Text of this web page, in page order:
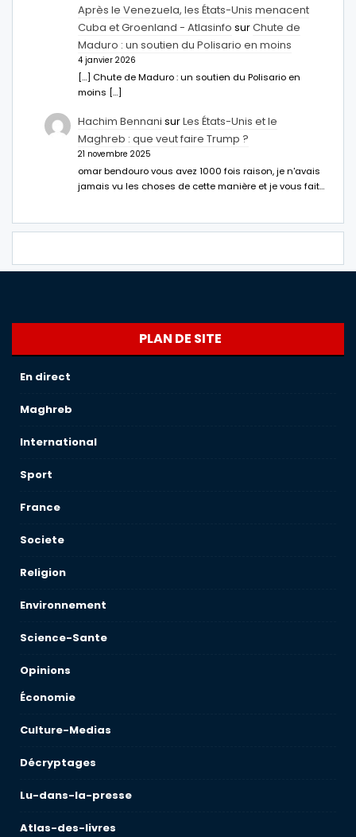
Après le Venezuela, les États-Unis menacent
Cuba et Groenland - Atlasinfo surChute de
Maduro : un soutien du Polisario en moins
4 janvier 2026
[…] Chute de Maduro : un soutien du Polisario en
moins […]
Hachim Bennani surLes États-Unis et le
Maghreb : que veut faire Trump ?
21 novembre 2025
omar bendouro vous avez 1000 fois raison, je n'avais
jamais vu les choses de cette manière et je vous fait…
PLAN DE SITE
En direct
Maghreb
International
Sport
France
Societe
Religion
Environnement
Science-Sante
Opinions
Économie
Culture-Medias
Décryptages
Lu-dans-la-presse
Atlas-des-livres